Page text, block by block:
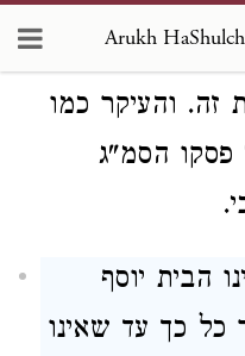
Arukh
עיין שם.
זה. והעיקר כמו
הסמ"ג
הבית יוסף
כל כך עד שאינו